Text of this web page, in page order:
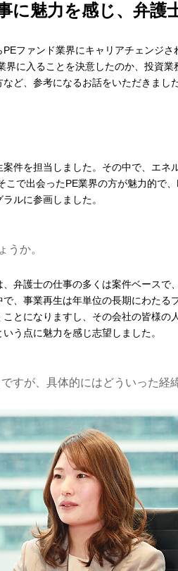
に魅力を感じ、弁護
ファンド業界にキャリアチェンジ
に入ることを決意したのか、投資業
ど、参考になるお話をいただきました
件を担当しました。その中で、エネ
で出会ったPE業界の方が魅力的で
ルに参画しました。
うか。
弁護士の仕事の多くは案件ベースで
、事業再生は年単位の長期にわたる
とになりますし、その会社の皆様の
う点に魅力を感じ志望しました。
すが、具体的にはどういった経